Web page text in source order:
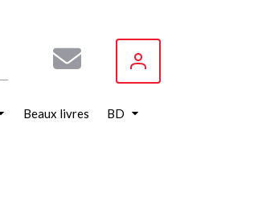
Beaux livres BD